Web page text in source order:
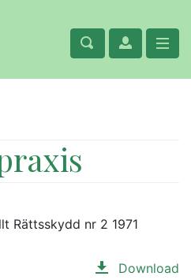
Rättsskydd nr 2 1971
Download